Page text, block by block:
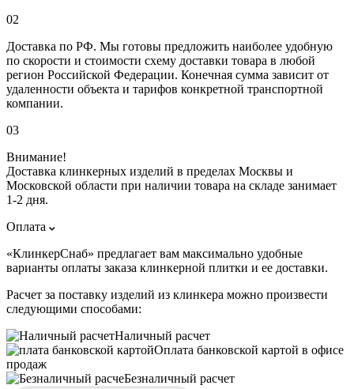
02
Доставка по РФ. Мы готовы предложить наиболее удобную
по скорости и стоимости схему доставки товара в любой
регион Российской Федерации. Конечная сумма зависит от
удаленности объекта и тарифов конкретной транспортной
компании.
03
Внимание!
Доставка клинкерных изделий в пределах Москвы и
Московской области при наличии товара на складе занимает
1-2 дня.
Оплата
«КлинкерСнаб» предлагает вам максимально удобные
варианты оплаты заказа клинкерной плитки и ее доставки.
Расчет за поставку изделий из клинкера можно произвести
следующими способами:
Наличный расчет
Оплата банковской картой в офисе
продаж
Безналичный расчет